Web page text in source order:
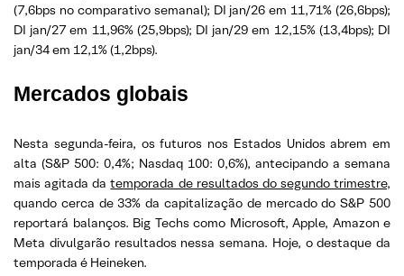
(7,6bps no comparativo semanal); DI jan/26 em 11,71% (26,6bps);
DI jan/27 em 11,96% (25,9bps); DI jan/29 em 12,15% (13,4bps); DI
jan/34 em 12,1% (1,2bps).
Mercados globais
Nesta segunda-feira, os futuros nos Estados Unidos abrem em
alta (S&P 500: 0,4%; Nasdaq 100: 0,6%), antecipando a semana
mais agitada datemporada de resultados do segundo trimestre,
quando cerca de 33% da capitalização de mercado do S&P 500
reportará balanços. Big Techs como Microsoft, Apple, Amazon e
Meta divulgarão resultados nessa semana. Hoje, o destaque da
temporada é Heineken.